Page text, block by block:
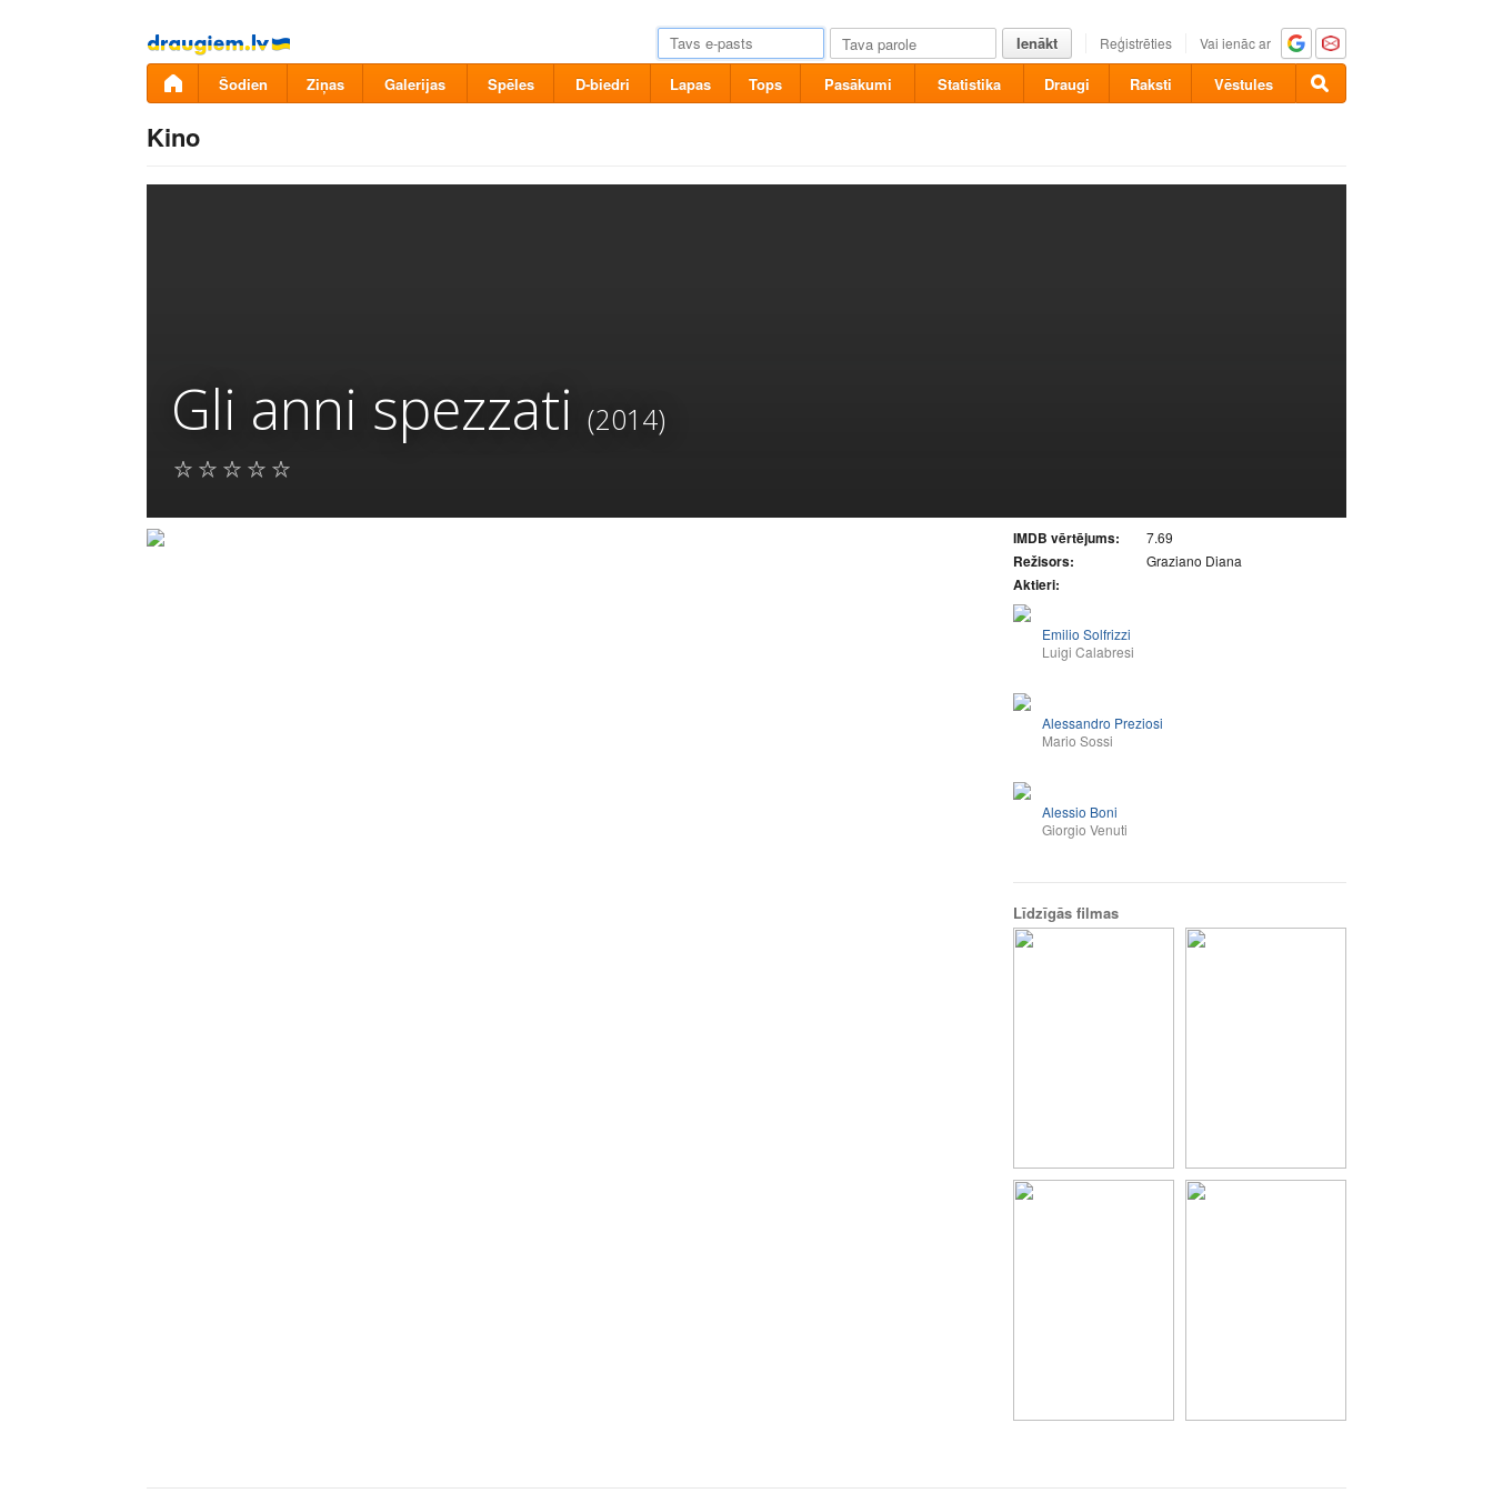
Pāriet
uz
saturu
Ienākt Reģistrēties Vai ienāc ar
Šodien Ziņas Galerijas Spēles D-biedri Lapas Tops Pasākumi Statistika Draugi Raksti Vēstules
Kino
Gli anni spezzati (2014)
IMDB vērtējums: 7.69
Režisors: Graziano Diana
Aktieri:
Emilio Solfrizzi
Luigi Calabresi
Alessandro Preziosi
Mario Sossi
Alessio Boni
Giorgio Venuti
Līdzīgās filmas